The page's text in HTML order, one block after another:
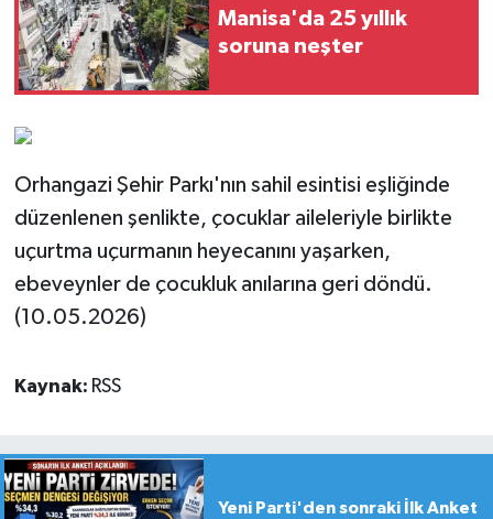
Manisa'da 25 yıllık
soruna neşter
Orhangazi Şehir Parkı'nın sahil esintisi eşliğinde
düzenlenen şenlikte, çocuklar aileleriyle birlikte
uçurtma uçurmanın heyecanını yaşarken,
ebeveynler de çocukluk anılarına geri döndü.
(10.05.2026)
Kaynak: RSS
Yeni Parti'den sonraki İlk Anket